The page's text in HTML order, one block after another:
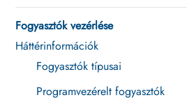
Fogyasztók vezérlése
Háttérinformációk
Fogyasztók típusai
Programvezérelt fogyasztók